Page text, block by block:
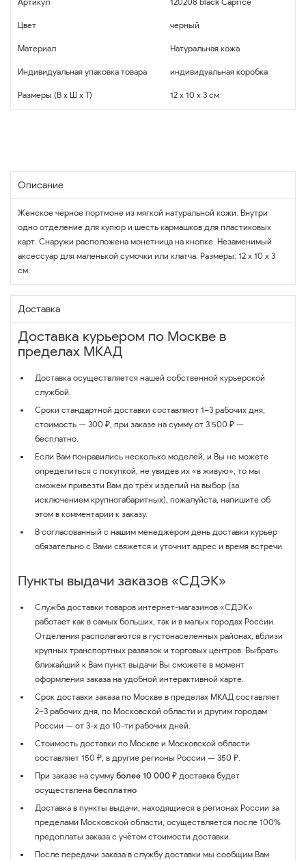
Цвет черный
Материал Натуральная кожа
Индивидуальная упаковка товара индивидуальная коробка
Размеры (В x Ш x Т) 12 x 10 x 3 см
Описание
Женское чёрное портмоне из мягкой натуральной кожи. Внутри
одно отделение для купюр и шесть кармашков для пластиковых
карт. Снаружи расположена монетница на кнопке. Незаменимый
аксессуар для маленькой сумочки или клатча. Размеры: 12 х 10 х 3
см.
Доставка
Доставка курьером по Москве в
пределах МКАД
Доставка осуществляется нашей собственной курьерской
службой.
Сроки стандартной доставки составляют 1–3 рабочих дня,
стоимость — 300 ₽, при заказе на сумму от 3 500 ₽ —
бесплатно.
Если Вам понравились несколько моделей, и Вы не можете
определиться с покупкой, не увидев их «в живую», то мы
сможем привезти Вам до трёх изделий на выбор (за
исключением крупногабаритных), пожалуйста, напишите об
этом в комментарии к заказу.
В согласованный с нашим менеджером день доставки курьер
обязательно с Вами свяжется и уточнит адрес и время встречи.
Пункты выдачи заказов «СДЭК»
Служба доставки товаров интернет-магазинов «СДЭК»
работает как в самых больших, так и в малых городах России.
Отделения располагаются в густонаселенных районах, вблизи
крупных транспортных развязок и торговых центров. Выбрать
ближайший к Вам пункт выдачи Вы сможете в момент
оформления заказа на удобной интерактивной карте.
Срок доставки заказа по Москве в пределах МКАД составляет
2–3 рабочих дня, по Московской области и другим городам
России — от 3-х до 10-ти рабочих дней.
Стоимость доставки по Москве и Московской области
составляет 150 ₽, в другие регионы России — 350 ₽.
При заказе на сумму более 10 000 ₽ доставка будет
осуществлена бесплатно
Доставка в пункты выдачи, находящиеся в регионах России за
пределами Московской области, осуществляется после 100%
предоплаты заказа с учётом стоимости доставки.
После передачи заказа в службу доставки мы сообщим Вам